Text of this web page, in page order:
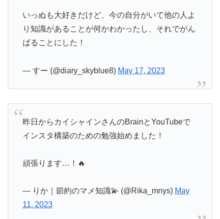
いっぬも大好きだけど、今の自分がいて他の人よ
り知識があることが何かわかったし、それでがん
ばることにした！
— すー (@diary_skyblue8) May 17, 2023
昨日からカイシャインさんのBrainとYouTubeで
インスタ構築のための勉強始めました！
頑張ります…！🔥
— りか｜節約のマメ知識💫 (@Rika_mnys) May
11, 2023